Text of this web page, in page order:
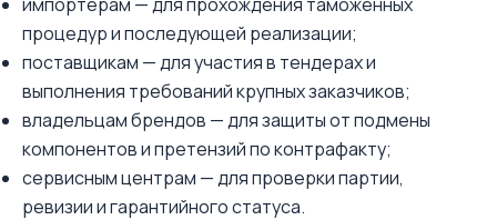
процедур и последующей реализации;
поставщикам — для участия в тендерах и
выполнения требований крупных заказчиков;
владельцам брендов — для защиты от подмены
компонентов и претензий по контрафакту;
сервисным центрам — для проверки партии,
ревизии и гарантийного статуса.